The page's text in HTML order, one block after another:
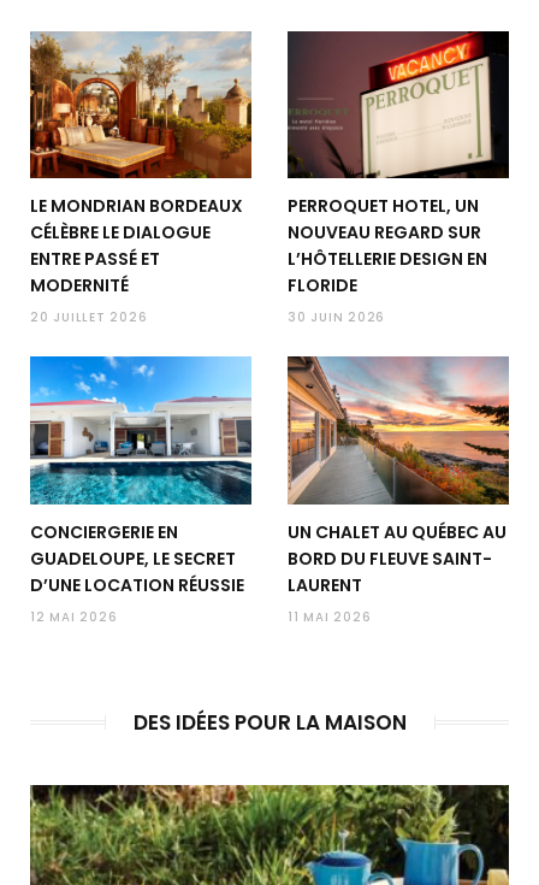
LE MONDRIAN BORDEAUX
CÉLÈBRE LE DIALOGUE
ENTRE PASSÉ ET
MODERNITÉ
20 JUILLET 2026
PERROQUET HOTEL, UN
NOUVEAU REGARD SUR
L’HÔTELLERIE DESIGN EN
FLORIDE
30 JUIN 2026
CONCIERGERIE EN
GUADELOUPE, LE SECRET
D’UNE LOCATION RÉUSSIE
12 MAI 2026
UN CHALET AU QUÉBEC AU
BORD DU FLEUVE SAINT-
LAURENT
11 MAI 2026
DES IDÉES POUR LA MAISON